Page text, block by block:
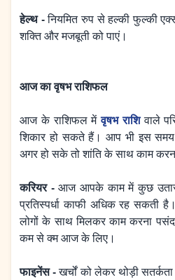
हेल्थ -नियमित रुप से हल्की फुल्की
शक्ति और मजबूती को पाएं।
आज का वृषभ राशिफल
आज के राशिफल मेंवृषभ राशिवाले
शिकार हो सकते हैं। आप भी इस
अगर हो सके तो शांति के साथ काम
करियर -आज आपके काम में कुछ
प्रतिस्पर्धा काफी अधिक रह
लोगों के साथ मिलकर काम करना
कम से क्म आज के लिए।
फाइनेंस -खर्चों को लेकर थोड़ी सतर्कता